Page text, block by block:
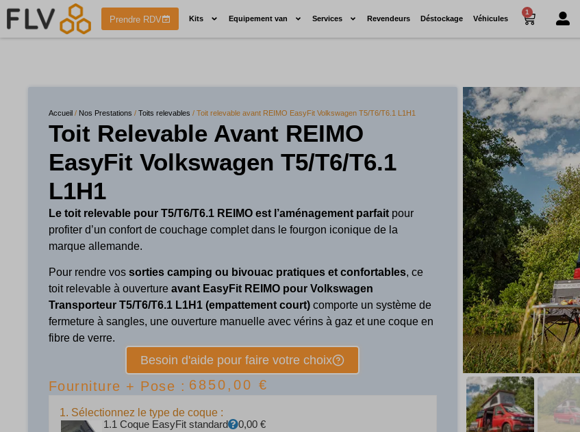
Prendre RDV Kits Equipement van Services Revendeurs Déstockage Véhicules
1
Accueil/ Nos Prestations / Toits relevables / Toit relevable avant REIMO EasyFit Volkswagen T5/T6/T6.1 L1H1
Toit Relevable Avant REIMO
EasyFit Volkswagen T5/T6/T6.1
L1H1
Le toit relevable pour T5/T6/T6.1 REIMO est l’aménagement parfaitpour
profiter d’un confort de couchage complet dans le fourgon iconique de la
marque allemande.
Pour rendre vos sorties camping ou bivouac pratiques et confortables, ce
toit relevable à ouverture avant EasyFit REIMO pour Volkswagen
Transporteur T5/T6/T6.1 L1H1 (empattement court) comporte un système de
fermeture à sangles, une ouverture manuelle avec vérins à gaz et une coque en
fibre de verre.
Besoin d'aide pour faire votre choix
Fourniture + Pose : 6850,00€
1. Sélectionnez le type de coque :
1.1 Coque EasyFit standard
0,00 €